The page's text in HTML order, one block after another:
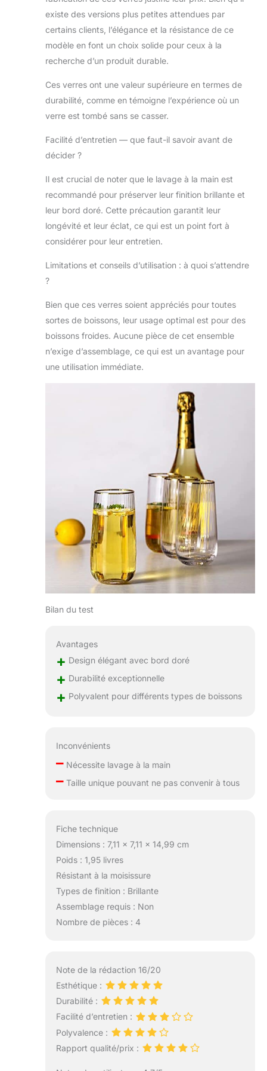
entre beauté délicate
flûtes à champagne
en verre sont
fabriquées sans
BPA pour un usage
quotidien. Design
les occasions : cet
ensemble de verres à
parfaitement le look
de tout événement,
ce qui en fait le choix
parfait pour les
les réunions, etc.
pour déguster une
grande variété de
parfaite et facile à
tenir : notre grande
flûte à champagne
est conçue avec des
légèreté, offrent une
prise en main
confortable et sûre.
Ces magnifiques
flûtes à champagne
peuvent contenir 500
ml de votre boisson
préférée. Et ils
conserveront leur
charme élégant même
à long terme. Cadeau
idéal pour vos
proches : si vous
avez besoin d'un
excellent cadeau pour
un amateur de
champagne, ces
anniversaire,
fiançailles, Saint-
pères, fête des mères,
complète de
de champagne!
existe des versions plus petites attendues par
certains clients, l’élégance et la résistance de ce
modèle en font un choix solide pour ceux à la
recherche d’un produit durable.
Ces verres ont une valeur supérieure en termes de
durabilité, comme en témoigne l’expérience où un
verre est tombé sans se casser.
Facilité d’entretien — que faut-il savoir avant de
décider ?
Il est crucial de noter que le lavage à la main est
recommandé pour préserver leur finition brillante et
leur bord doré. Cette précaution garantit leur
longévité et leur éclat, ce qui est un point fort à
considérer pour leur entretien.
Limitations et conseils d’utilisation : à quoi s’attendre
?
Bien que ces verres soient appréciés pour toutes
sortes de boissons, leur usage optimal est pour des
boissons froides. Aucune pièce de cet ensemble
n’exige d’assemblage, ce qui est un avantage pour
une utilisation immédiate.
Bilan du test
Avantages
+ Design élégant avec bord doré
+ Durabilité exceptionnelle
+ Polyvalent pour différents types de boissons
Inconvénients
–Nécessite lavage à la main
–Taille unique pouvant ne pas convenir à tous
Fiche technique
Dimensions : 7,11 x 7,11 x 14,99 cm
Poids : 1,95 livres
Résistant à la moisissure
Types de finition : Brillante
Assemblage requis : Non
Nombre de pièces : 4
Note de la rédaction 16/20
Esthétique :
Durabilité :
Facilité d’entretien :
Polyvalence :
Rapport qualité/prix :